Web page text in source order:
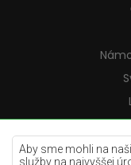
Aby sme mohli na
služby na najvyššej